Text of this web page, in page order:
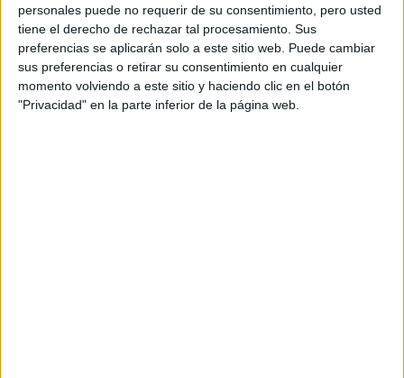
personales puede no requerir de su consentimiento, pero usted
tiene el derecho de rechazar tal procesamiento. Sus
preferencias se aplicarán solo a este sitio web. Puede cambiar
sus preferencias o retirar su consentimiento en cualquier
momento volviendo a este sitio y haciendo clic en el botón
"Privacidad" en la parte inferior de la página web.
Producto
Producto
Web pensada para poder ofrecer diferentes
productos propios y ajenos para que los